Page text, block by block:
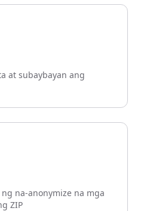
at subaybayan ang
na-anonymize na mga
ZIP